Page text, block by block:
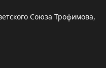
Союза Трофимова,